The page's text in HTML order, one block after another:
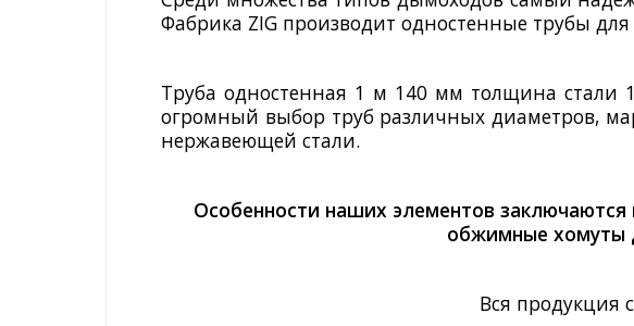
Фабрика ZIG производит одностенные трубы
Труба одностенная 1 м 140 мм толщина стали
огромный выбор труб различных диаметров,
нержавеющей стали.
Особенности наших элементов
обжимные хомуты
Вся продукция